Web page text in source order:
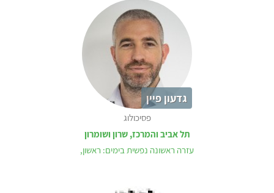
גדעון פיין
פסיכולוג
תל אביב והמרכז, שרון ושומרון
עזרה ראשונה נפשית בימים: ראשון,